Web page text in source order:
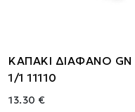
ΚΑΠΑΚΙ ΔΙΑΦΑΝΟ GN
1/1 11110
13.30 €